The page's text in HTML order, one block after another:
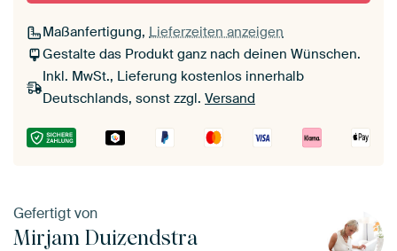
Maßanfertigung, Lieferzeiten anzeigen
Gestalte das Produkt ganz nach deinen Wünschen.
Inkl. MwSt., Lieferung kostenlos innerhalb
Deutschlands, sonst zzgl. Versand
Gefertigt von
Mirjam Duizendstra